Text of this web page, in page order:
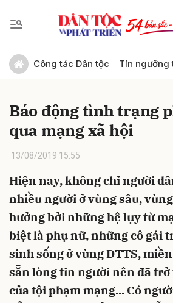
Công tác Dân tộc Tín ngưỡng
Báo động tình trạng
qua mạng xã hội
13/08/2019 15:55
Hiện nay, không chỉ người
nhiều người ở vùng sâu,
hưởng bởi những hệ lụy từ
biệt là phụ nữ, những cô gái
sinh sống ở vùng DTTS,
sẵn lòng tin người nên đã
của tội phạm mạng... Có
Gửi bình luận